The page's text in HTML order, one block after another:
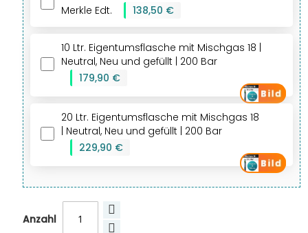
Merkle Edt.
138,50 €
10 Ltr. Eigentumsflasche mit Mischgas 18 |
Neutral, Neu und gefüllt | 200 Bar
179,90 €
20 Ltr. Eigentumsflasche mit Mischgas 18
| Neutral, Neu und gefüllt | 200 Bar
229,90 €
Anzahl